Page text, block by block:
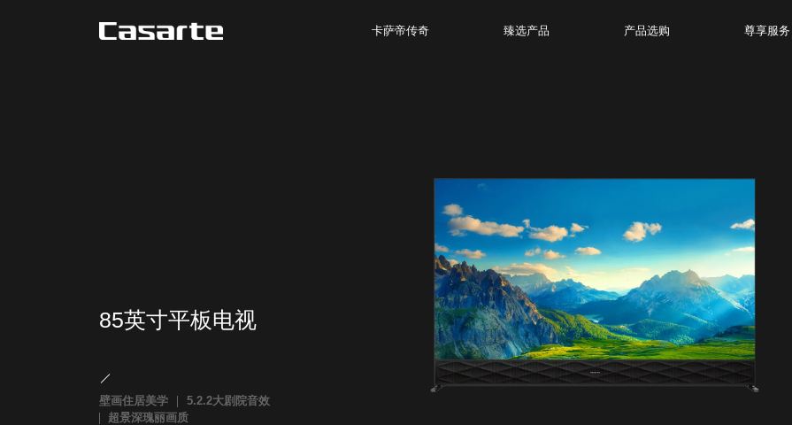
卡萨帝传奇 臻选产品 产品选购 尊享服务
85英寸平板电视
壁画住居美学
5.2.2大剧院音效
超景深瑰丽画质